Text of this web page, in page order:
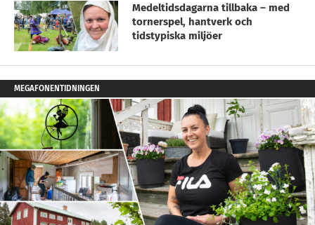
Medeltidsdagarna tillbaka – med
tornerspel, hantverk och
tidstypiska miljöer
MEGAFONENTIDNINGEN